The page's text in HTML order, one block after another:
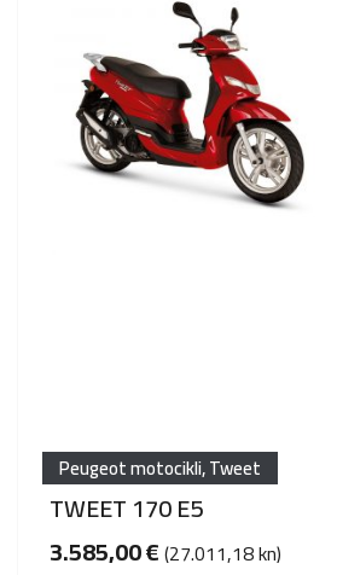
Peugeot motocikli,Tweet
TWEET 170 E5
3.585,00€(27.011,18 kn)